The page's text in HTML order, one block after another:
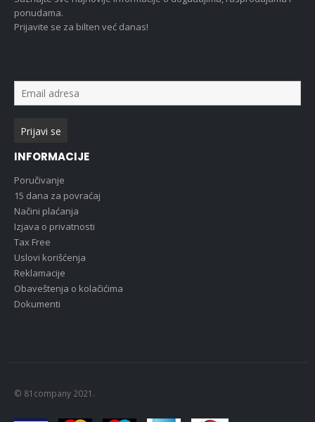
ponudama.
Prijavite se za bilten već danas!
INFORMACIJE
Poručivanje
15 dana za povraćaj
Načini plaćanja
Izjava o privatnosti
Tax Free
Uslovi korišćenja
Reklamacije
Obaveštenja o kolačićima
Dokumenti
© 81company 2021.